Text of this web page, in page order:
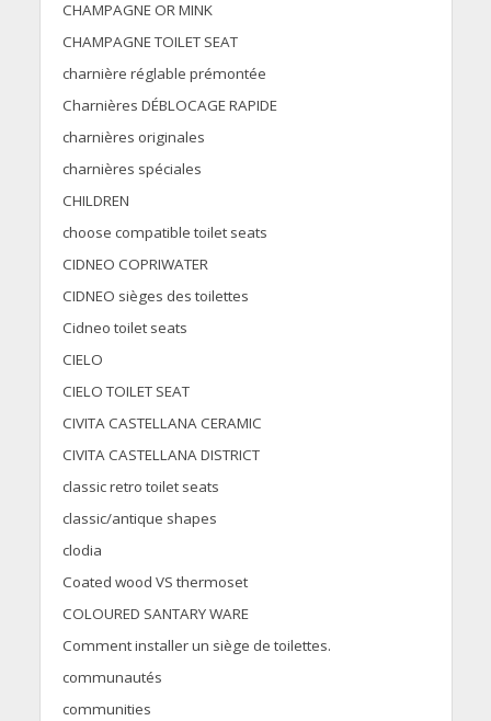
CHAMPAGNE OR MINK
CHAMPAGNE TOILET SEAT
charnière réglable prémontée
Charnières DÉBLOCAGE RAPIDE
charnières originales
charnières spéciales
CHILDREN
choose compatible toilet seats
CIDNEO COPRIWATER
CIDNEO sièges des toilettes
Cidneo toilet seats
CIELO
CIELO TOILET SEAT
CIVITA CASTELLANA CERAMIC
CIVITA CASTELLANA DISTRICT
classic retro toilet seats
classic/antique shapes
clodia
Coated wood VS thermoset
COLOURED SANTARY WARE
Comment installer un siège de toilettes.
communautés
communities